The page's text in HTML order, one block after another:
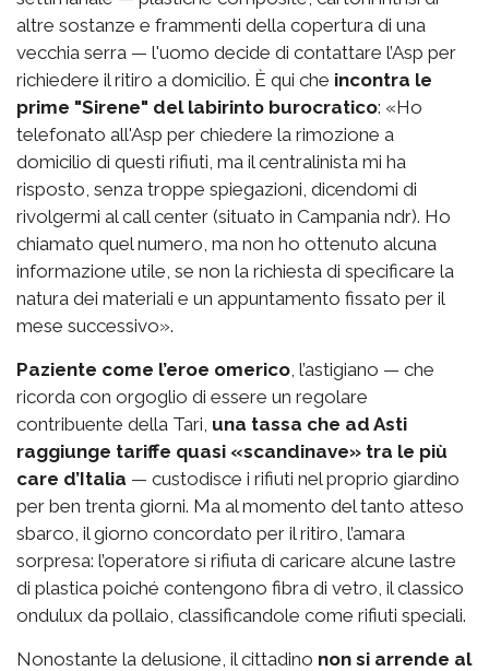
altre sostanze e frammenti della copertura di una
vecchia serra — l'uomo decide di contattare l’Asp per
richiedere il ritiro a domicilio. È qui che incontra le
prime "Sirene" del labirinto burocratico: «Ho
telefonato all'Asp per chiedere la rimozione a
domicilio di questi rifiuti, ma il centralinista mi ha
risposto, senza troppe spiegazioni, dicendomi di
rivolgermi al call center (situato in Campania ndr). Ho
chiamato quel numero, ma non ho ottenuto alcuna
informazione utile, se non la richiesta di specificare la
natura dei materiali e un appuntamento fissato per il
mese successivo».
Paziente come l’eroe omerico , l’astigiano — che
ricorda con orgoglio di essere un regolare
contribuente della Tari, una tassa che ad Asti
raggiunge tariffe quasi «scandinave» tra le più
care d’Italia — custodisce i rifiuti nel proprio giardino
per ben trenta giorni. Ma al momento del tanto atteso
sbarco, il giorno concordato per il ritiro, l’amara
sorpresa: l’operatore si rifiuta di caricare alcune lastre
di plastica poiché contengono fibra di vetro, il classico
ondulux da pollaio, classificandole come rifiuti speciali.
Nonostante la delusione, il cittadino non si arrende al